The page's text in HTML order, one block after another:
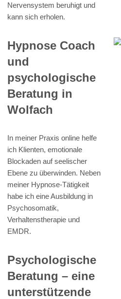
Nervensystem beruhigt und
kann sich erholen.
Hypnose Coach
und
psychologische
Beratung in
Wolfach
In meiner Praxis online helfe
ich Klienten, emotionale
Blockaden auf seelischer
Ebene zu überwinden. Neben
meiner Hypnose-Tätigkeit
habe ich eine Ausbildung in
Psychosomatik,
Verhaltenstherapie und
EMDR.
Psychologische
Beratung – eine
unterstützende